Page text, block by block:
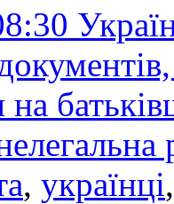
на
, українці